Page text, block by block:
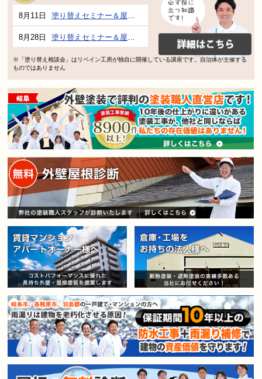
8月11日 塗り替えセミナー＆屋根、外壁の塗り替え市民講座 inぎふメディアコスモス
8月28日 塗り替えセミナー＆屋根、外壁の塗り替え市民講座 inぎふメディアコスモス
※「塗り替え相談会」はリペイン工房が独自に開催している講座です。自治体が主催する
ものではありません
賃貸マンション・アパートオー